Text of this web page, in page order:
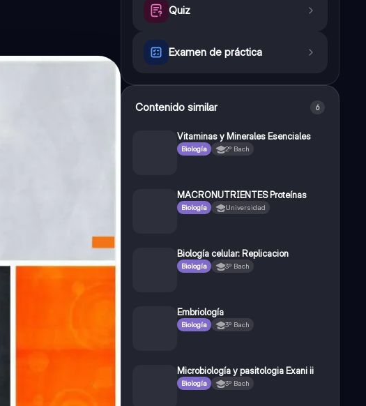
Quiz
Examen de práctica
Contenido similar 6
Vitaminas y Minerales Esenciales
Biología 2º Bach
MACRONUTRIENTES Proteínas
Biología Universidad
Biología celular: Replicacion
Biología 3º Bach
Embriología
Biología 3º Bach
Microbiología y pasitologia Exani ii
Biología 3º Bach